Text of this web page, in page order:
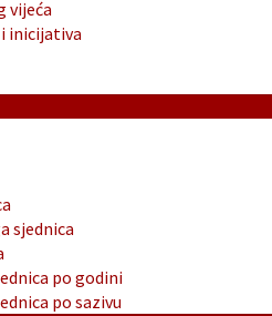
vijeća
inicijativa
sjednica
po godini
po sazivu